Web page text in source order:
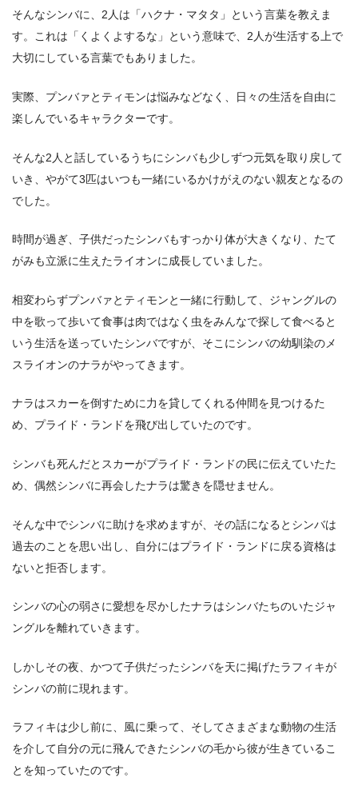
そんなシンバに、2人は「ハクナ・マタタ」という言葉を教えま
す。これは「くよくよするな」という意味で、2人が生活する上で
大切にしている言葉でもありました。
実際、プンバァとティモンは悩みなどなく、日々の生活を自由に
楽しんでいるキャラクターです。
そんな2人と話しているうちにシンバも少しずつ元気を取り戻して
いき、やがて3匹はいつも一緒にいるかけがえのない親友となるの
でした。
時間が過ぎ、子供だったシンバもすっかり体が大きくなり、たて
がみも立派に生えたライオンに成長していました。
相変わらずプンバァとティモンと一緒に行動して、ジャングルの
中を歌って歩いて食事は肉ではなく虫をみんなで探して食べると
いう生活を送っていたシンバですが、そこにシンバの幼馴染のメ
スライオンのナラがやってきます。
ナラはスカーを倒すために力を貸してくれる仲間を見つけるた
め、プライド・ランドを飛び出していたのです。
シンバも死んだとスカーがプライド・ランドの民に伝えていたた
め、偶然シンバに再会したナラは驚きを隠せません。
そんな中でシンバに助けを求めますが、その話になるとシンバは
過去のことを思い出し、自分にはプライド・ランドに戻る資格は
ないと拒否します。
シンバの心の弱さに愛想を尽かしたナラはシンバたちのいたジャ
ングルを離れていきます。
しかしその夜、かつて子供だったシンバを天に掲げたラフィキが
シンバの前に現れます。
ラフィキは少し前に、風に乗って、そしてさまざまな動物の生活
を介して自分の元に飛んできたシンバの毛から彼が生きているこ
とを知っていたのです。